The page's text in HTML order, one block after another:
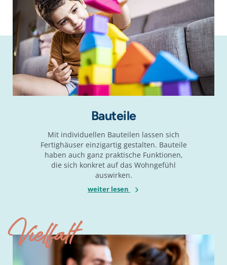
Bauteile
Mit individuellen Bauteilen lassen sich
Fertighäuser einzigartig gestalten. Bauteile
haben auch ganz praktische Funktionen,
die sich konkret auf das Wohngefühl
auswirken.
weiter lesen
Vielfalt